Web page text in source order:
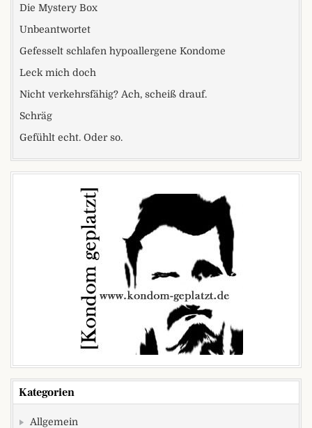
Die Mystery Box
Unbeantwortet
Gefesselt schlafen hypoallergene Kondome
Leck mich doch
Nicht verkehrsfähig? Ach, scheiß drauf.
Schräg
Gefühlt echt. Oder so.
Kategorien
Allgemein